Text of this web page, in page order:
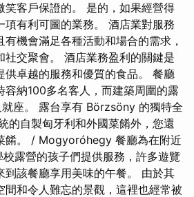
笑客戶保證的。 是的，如果經營得
項有利可圖的業務。 酒店業對服務
機會滿足各種活動和場合的需求，
社交聚會。 酒店業務盈利的關鍵是
供卓越的服務和優質的食品。 餐廳
容納100多名客人，而建築周圍的露
座。 露台享有 Börzsöny 的獨特全
的自製匈牙利和外國菜餚外，您還
餚。 / Mogyoróhegy 餐廳為在附近
露營的孩子們提供服務，許多遊覽
到該餐廳享用美味的午餐。 由於其
間和令人難忘的景觀，這裡也經常被